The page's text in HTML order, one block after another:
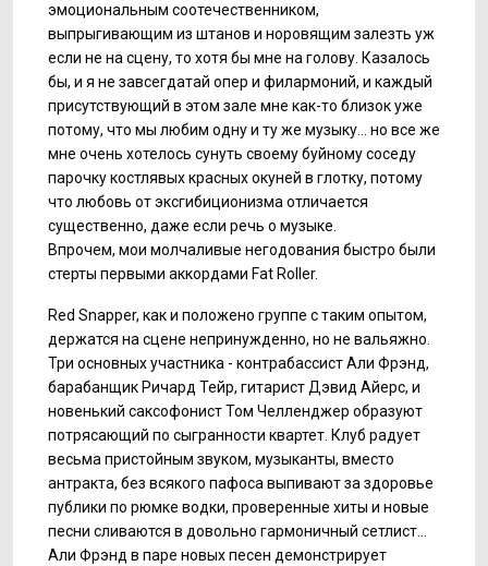
эмоциональным соотечественником,
выпрыгивающим из штанов и норовящим залезть уж
если не на сцену, то хотя бы мне на голову. Казалось
бы, и я не завсегдатай опер и филармоний, и каждый
присутствующий в этом зале мне как-то близок уже
потому, что мы любим одну и ту же музыку... но все же
мне очень хотелось сунуть своему буйному соседу
парочку костлявых красных окуней в глотку, потому
что любовь от эксгибиционизма отличается
существенно, даже если речь о музыке.
Впрочем, мои молчаливые негодования быстро были
стерты первыми аккордами Fat Roller.
Red Snapper, как и положено группе с таким опытом,
держатся на сцене непринужденно, но не вальяжно.
Три основных участника - контрабассист Али Фрэнд,
барабанщик Ричард Тейр, гитарист Дэвид Айерс, и
новенький саксофонист Том Челленджер образуют
потрясающий по сыгранности квартет. Клуб радует
весьма пристойным звуком, музыканты, вместо
антракта, без всякого пафоса выпивают за здоровье
публики по рюмке водки, проверенные хиты и новые
песни сливаются в довольно гармоничный сетлист...
Али Фрэнд в паре новых песен демонстрирует